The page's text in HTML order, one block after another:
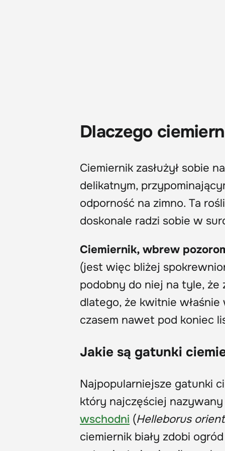
Dlaczego
Ciemiernik zasłużył sobie
delikatnym,
odporność na zimno. Ta
doskonale radzi sobie w
Ciemiernik, wbrew
(jest więc bliżej
podobny do niej na tyle, że
dlatego, że kwitnie
czasem nawet pod koniec
Jakie są gatunki
Najpopularniejsze gatunki
który najczęściej
wschodni (Helleborus
ciemiernik biały zdobi